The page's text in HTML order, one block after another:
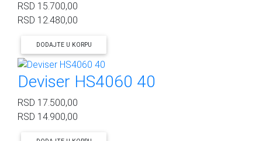
RSD 15.700,00
RSD 12.480,00
DODAJTE U KORPU
Deviser HS4060 40
RSD 17.500,00
RSD 14.900,00